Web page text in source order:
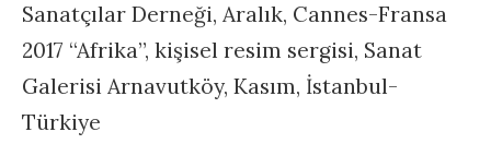
Sanatçılar Derneği, Aralık, Cannes-Fransa
2017 “Afrika”, kişisel resim sergisi, Sanat
Galerisi Arnavutköy, Kasım, İstanbul-
Türkiye